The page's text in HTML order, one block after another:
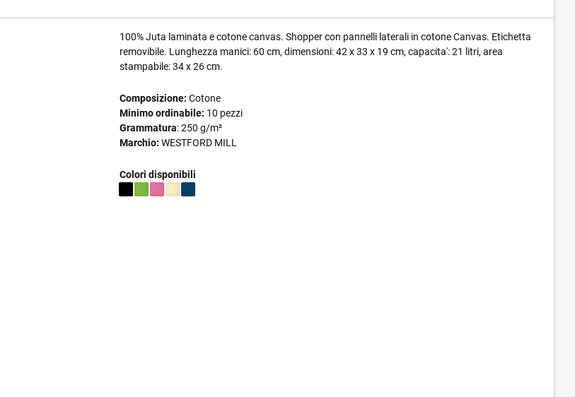
100% Juta laminata e cotone canvas. Shopper con pannelli laterali in cotone Canvas. Etichetta
removibile. Lunghezza manici: 60 cm, dimensioni: 42 x 33 x 19 cm, capacita': 21 litri, area
stampabile: 34 x 26 cm.
Composizione: Cotone
Minimo ordinabile: 10 pezzi
Grammatura: 250 g/m²
Marchio: WESTFORD MILL
Colori disponibili